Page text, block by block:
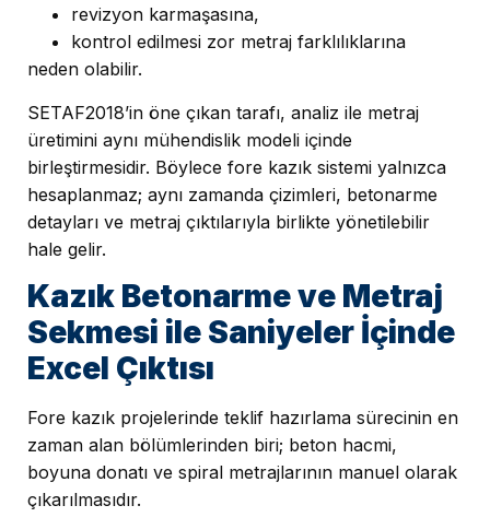
revizyon karmaşasına,
kontrol edilmesi zor metraj farklılıklarına
neden olabilir.
SETAF2018’in öne çıkan tarafı, analiz ile metraj
üretimini aynı mühendislik modeli içinde
birleştirmesidir. Böylece fore kazık sistemi yalnızca
hesaplanmaz; aynı zamanda çizimleri, betonarme
detayları ve metraj çıktılarıyla birlikte yönetilebilir
hale gelir.
Kazık Betonarme ve Metraj
Sekmesi ile Saniyeler İçinde
Excel Çıktısı
Fore kazık projelerinde teklif hazırlama sürecinin en
zaman alan bölümlerinden biri; beton hacmi,
boyuna donatı ve spiral metrajlarının manuel olarak
çıkarılmasıdır.